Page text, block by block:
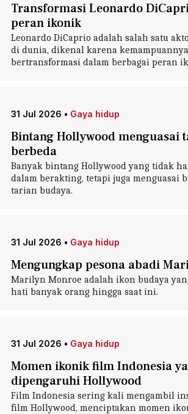
Transformasi Leonardo
peran ikonik
Leonardo DiCaprio adalah salah satu
di dunia, dikenal karena
bertransformasi dalam berbagai peran
31 Jul 2026 • Gaya hidup
Bintang Hollywood menguasai
berbeda
Banyak bintang Hollywood yang tidak
dalam berakting, tetapi juga menguasai
tarian budaya.
31 Jul 2026 • Gaya hidup
Mengungkap pesona abadi
Marilyn Monroe adalah ikon budaya
hati banyak orang hingga saat ini.
31 Jul 2026 • Gaya hidup
Momen ikonik film Indonesia
dipengaruhi Hollywood
Film Indonesia sering kali mengambil
film Hollywood, menciptakan momen